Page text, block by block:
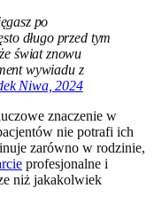
po
długo przed tym
świat znowu
wywiadu z
Niwa, 2024
znaczenie w
nie potrafi ich
zarówno w rodzinie,
profesjonalne i
niż jakakolwiek